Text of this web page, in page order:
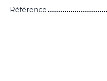
Référence